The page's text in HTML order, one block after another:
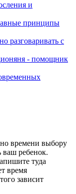
и
принципы
разговаривать с
- помощник
времени выбору
ваш ребенок.
туда
время
зависит